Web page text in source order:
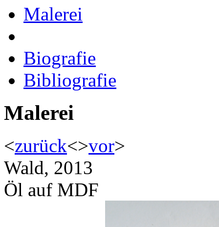
Malerei
Biografie
Bibliografie
Malerei
<zurück<>vor>
Wald, 2013
Öl auf MDF